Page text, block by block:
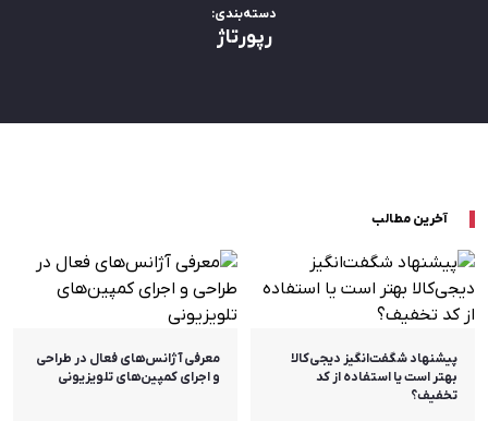
دسته‌بندی:‌
رپورتاژ
آخرین مطالب
پیشنهاد شگفت‌انگیز دیجی‌کالا
بهتر است یا استفاده از کد
تخفیف؟
معرفی آژانس‌های فعال در طراحی
و اجرای کمپین‌های تلویزیونی